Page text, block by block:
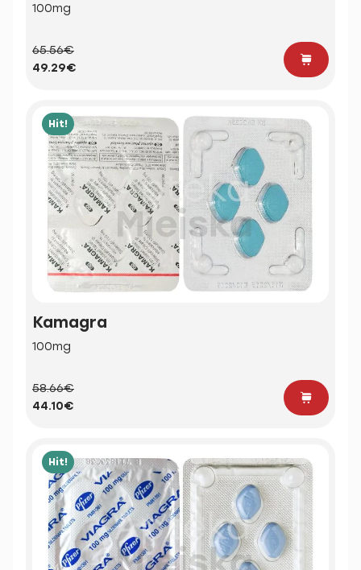
100mg
65.56€
49.29€
Hit!
Kamagra
100mg
58.66€
44.10€
Hit!